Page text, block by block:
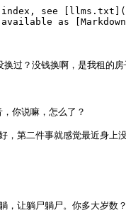
国，澳洲一个，菲律宾一个，韩国一个，新加坡，十个里面七个是海外IP，这是常态吗？我们可以看看其他的app，他们的前十名里面都是什么样子的？我们看大妈的圆脸的这种吃品科饭的，对你不公平。我们就不看不讨论其他主播好风格的，我就列举数据前十名。

户晨风：不说其他主播的名字，仅局限于我的直播间，你说嘛。

某网友：那我叫横向比较其他。

户晨风：好，那你不要说主播名字，你比就行了，你不要说主播名字，你说嘛。

某网友：就那个老B，大家懂的都懂，前10名里面10个都是国内的IP，还有一个兔子，前10名里面9个国内IP对吧？他们都不是食品客贩的，他们这个前10名里面金主的分布是比较趋于正常的对吧？而你这个10个里面有7个是海外的金主，你不觉得你摊上事了吗？发生什么事了？

户晨风：违反什么法律了吗？

某网友：你这个我觉得你趁早自首还是比较合适的，不然的话真传到你的头上。

户晨风：就是说我的舰长前十名里面有七个IP在海外，这有什么问题吗？违反什么法律了吗？

某网友：不违反法律，但是如果他们通过这种方式给你钱，你就属于收了境外那些不好的势力的钱了，你可能自己都不知道你自己已经违法了。你可能觉得这个钱是干净的，但有可能这个钱实际上是不干净的，但你无法证明自己不知道这个钱是不干净的情况下，你也会摊上事。因为这是事关安全的问题，这不是小事。

户晨风：哎呀哎呀哎呀，感谢我感谢我米塞斯酒馆总的急速超跑，感谢我米塞斯总的外汇，感谢米塞斯总的外汇啊。你这说什么来什么，哎呀，这又有外汇了，创汇了啊兄弟们，创汇了。

某网友：感谢米塞斯酒x总啊，也是个精快的IP对吧？

户晨风：感谢校长是小张，感谢小张总的舰长，感谢米塞斯球馆总的外汇，感谢啊感谢。你说什么来什么，好，你说完了吗？

某网友：我还有证据，你别急。

户晨风：那我你说了我这么久，说了三分钟，我基本上没插你的麦，好，那该我该我说两句了吧？

某网友：你可以开始辩解。

户晨风：好，是这样啊，那你说我十个里面有七个，这个不是我这个见证里面十个有七个，前十个有七个这个IP是在海外，那我请问你，那那些做外贸的那些企业，百分之百的营收都来自于海外，百分之百的营收都来自于美国，来自于欧洲，那阁下该如何应对呢？

某网友：你是做外贸的吗？

户晨风：我不是做外贸的。

某网友：那你跟做外贸的比有什么意义呢？你是个up主呀，你应该跟谁比？跟兔子比，跟老B比对吧？你们是一个类型的。

户晨风：呀，那是这样啊，就是我在合法的正规的直播平台直播，能够挣到外汇，那这不更是好事吗？这创汇了，就怕外汇不干净，更加有利于这个叫什么叫人民币国际化，对于人民币这个汇率的坚挺啊是重大利好吧？因为你挣的外汇更多了嘛，外汇必然要兑换兑换成这个人民币嘛，那这怎么能是不好的事了呢？另外我再跟你讲一句，我在直播间挣的每一分钱，无论这个钱来自于哪里，都是要缴税